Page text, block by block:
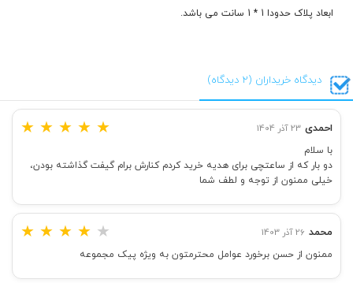
ابعاد پلاک حدودا 1 * 1 سانت می باشد.
دیدگاه خریداران (2 دیدگاه)
احمدی 23 آذر 1404 ★ ★ ★ ★ ★
با سلام
دو بار که از ساعتچی برای هدیه خرید کردم کنارش برام گیفت گذاشته بودن،
خیلی ممنون از توجه و لطف شما
محمد 26 آذر 1403 ★ ★ ★ ★ ★
ممنون از حسن برخورد عوامل محترمتون به ویژه پیک مجموعه